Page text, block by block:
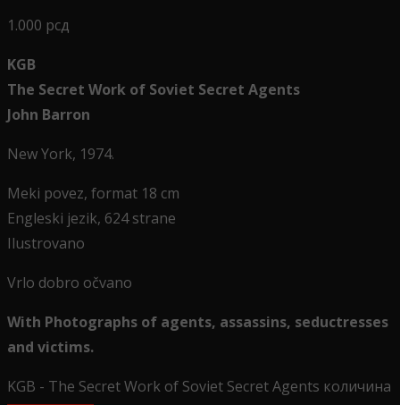
1.000 рсд
KGB
The Secret Work of Soviet Secret Agents
John Barron
New York, 1974.
Meki povez, format 18 cm
Engleski jezik, 624 strane
Ilustrovano
Vrlo dobro očvano
With Photographs of agents, assassins, seductresses
and victims.
KGB - The Secret Work of Soviet Secret Agents количина